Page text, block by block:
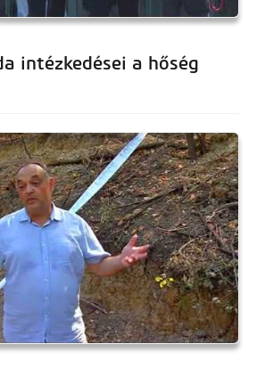
intézkedései a hőség